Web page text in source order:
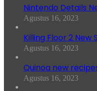
Nintendo Details
Agustus 16, 2023
Killing Floor 2
Agustus 16, 2023
Quinoa new
Agustus 16, 2023